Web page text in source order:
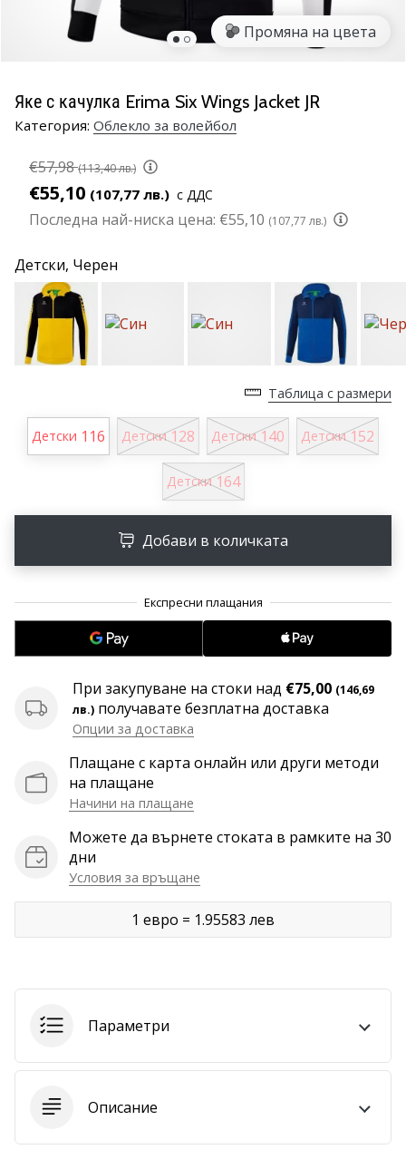
марка
страст
като
Присъединете
се
амбасадор
марката.
11. 8. 2022
•
1 мин. четене
програма
WeplayVolleyball
Facebook
или
дискусионен
да
генерират
Покажи
всички
статии
Промяна на цвета
Яке с качулка Erima Six Wings Jacket JR
Категория: Облекло за волейбол
€57,98 (113,40 лв.)
€55,10 (107,77 лв.) с ДДС
Последна най-ниска цена: €55,10 (107,77 лв.)
Детски, Черен
Таблица с размери
Детски 116 Детски 128 Детски 140 Детски 152
Детски 164
Добави в количката
При закупуване на стоки над €75,00 (146,69
лв.) получавате безплатна доставка
Опции за доставка
Плащане с карта онлайн или други методи
на плащане
Начини на плащане
Можете да върнете стоката в рамките на 30
дни
Условия за връщане
1 евро = 1.95583 лев
Параметри
Описание